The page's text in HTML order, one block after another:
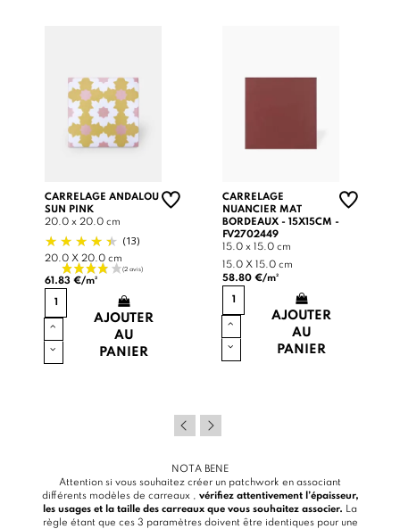
CARRELAGE ANDALOU
SUN PINK
20.0 x 20.0 cm
(13)
20.0 X 20.0 cm
61.83 €/m²
AJOUTER
AU
PANIER
CARRELAGE
NUANCIER MAT
BORDEAUX - 15X15CM -
FV2702449
15.0 x 15.0 cm
15.0 X 15.0 cm
58.80 €/m²
AJOUTER
AU
PANIER
NOTA BENE
Attention si vous souhaitez créer un patchwork en associant
différents modèles de carreaux , vérifiez attentivement l’épaisseur,
les usages et la taille des carreaux que vous souhaitez associer. La
règle étant que ces 3 paramètres doivent être identiques pour une